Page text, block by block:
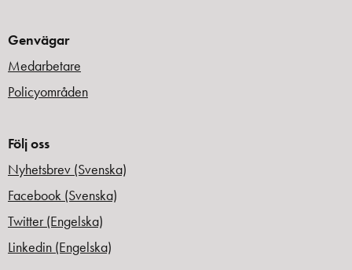
Genvägar
Medarbetare
Policyområden
Följ oss
Nyhetsbrev (Svenska)
Facebook (Svenska)
Twitter (Engelska)
Linkedin (Engelska)